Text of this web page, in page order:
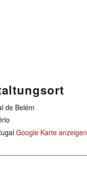
de Belém
Google Karte anzeigen